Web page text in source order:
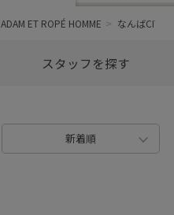
ADAM ET ROPÉ HOMME なんばCITY
スタッフを探す
新着順